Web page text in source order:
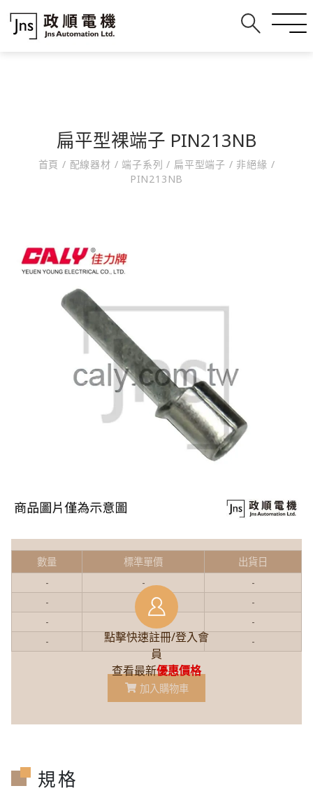
扁平型裸端子 PIN213NB
首頁/ 配線器材 / 端子系列/ 扁平型端子 / 非絕緣 /
PIN213NB
點擊快速註冊/登入會
員
查看最新優惠價格
數量 標準單價
出貨日
-
-
-
-
-
-
-
-
-
- -
加入購物車
規格